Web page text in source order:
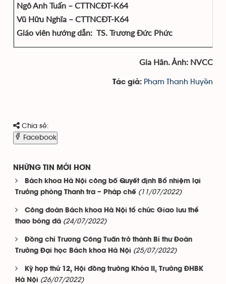
Ngô Anh Tuấn – CTTNCĐT-K64
Vũ Hữu Nghĩa – CTTNCĐT-K64
Giáo viên hướng dẫn: TS. Trương Đức Phức
Gia Hân. Ảnh: NVCC
Tác giả: Phạm Thanh Huyền
Chia sẻ:
Facebook
NHỮNG TIN MỚI HƠN
Bách khoa Hà Nội công bố Quyết định Bổ nhiệm lại
Trưởng phòng Thanh tra – Pháp chế (11/07/2022)
Công đoàn Bách khoa Hà Nội tổ chức Giao lưu thể
thao bóng đá (24/07/2022)
Đồng chí Trương Công Tuấn trở thành Bí thư Đoàn
Trường Đại học Bách khoa Hà Nội (25/07/2022)
Kỳ họp thứ 12, Hội đồng trường Khóa II, Trường ĐHBK
Hà Nội (26/07/2022)